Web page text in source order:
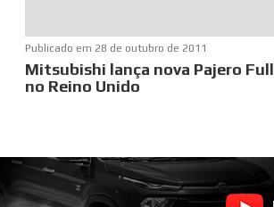
Publicado em 28 de outubro de 2011
Mitsubishi lança nova Pajero Full
no Reino Unido